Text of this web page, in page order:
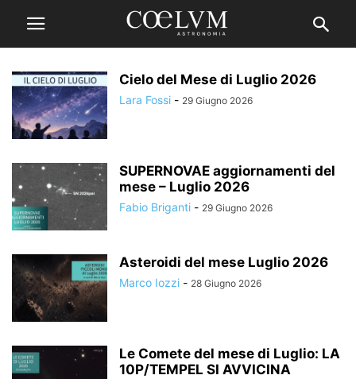
Cielo del Mese di Luglio 2026
Lara Fossi - 29 Giugno 2026
SUPERNOVAE aggiornamenti del
mese – Luglio 2026
Fabio Briganti - 29 Giugno 2026
Asteroidi del mese Luglio 2026
Marco Iozzi - 28 Giugno 2026
Le Comete del mese di Luglio: LA
10P/TEMPEL SI AVVICINA